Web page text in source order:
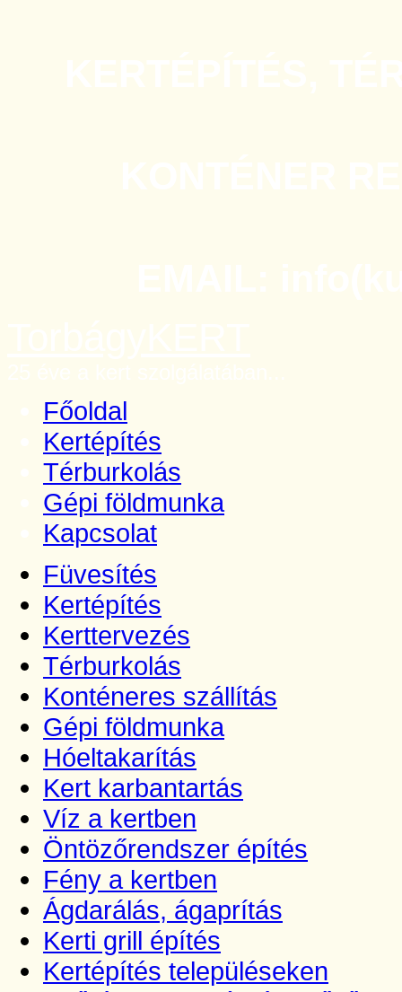
Főoldal
Kertépítés
Térburkolás
Gépi földmunka
Kapcsolat
Füvesítés
Kertépítés
Kerttervezés
Térburkolás
Konténeres szállítás
Gépi földmunka
Hóeltakarítás
Kert karbantartás
Víz a kertben
Öntözőrendszer építés
Fény a kertben
Ágdarálás, ágaprítás
Kerti grill építés
Kertépítés településeken